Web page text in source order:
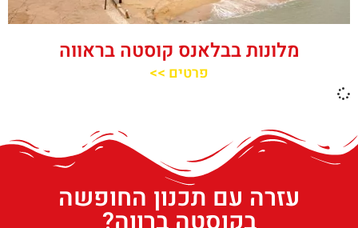
מלונות בבלאנס קוסטה בראווה
פרטים >>
עזרה עם תכנון החופשה